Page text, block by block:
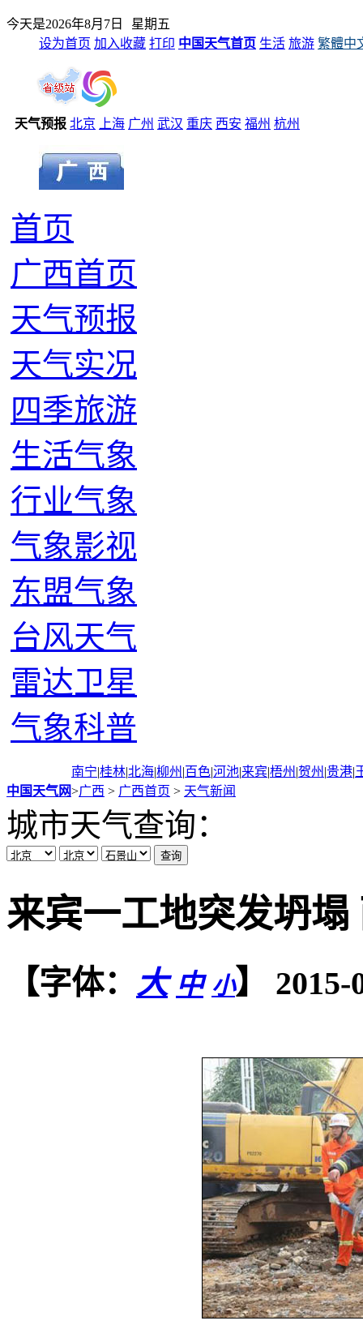
今天是2026年8月7日
星期五
设为首页 加入收藏 打印 中国天气首页 生活 旅游 繁體中
天气预报 北京 上海 广州 武汉 重庆 西安 福州 杭州
首页
广西首页
天气预报
天气实况
四季旅游
生活气象
行业气象
气象影视
东盟气象
台风天气
雷达卫星
气象科普
南宁|桂林|北海|柳州 |百色|河池|来宾|梧州 |贺州 |贵港|
中国天气网>广西 > 广西首页 > 天气新闻
城市天气查询：
来宾一工地突发坍
【字体： 大 中 小】